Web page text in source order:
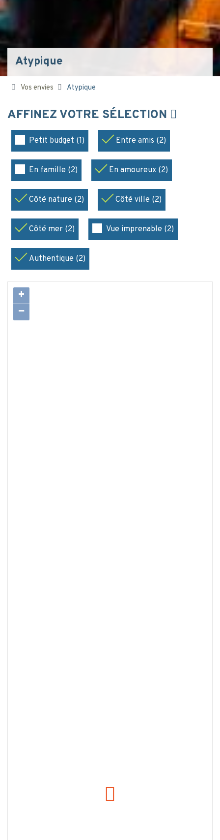
Atypique
Vos envies Atypique
AFFINEZ VOTRE SÉLECTION
Petit budget (1) Entre amis (2)
En famille (2) En amoureux (2)
Côté nature (2) Côté ville (2)
Côté mer (2) Vue imprenable (2)
Authentique (2)
+
−